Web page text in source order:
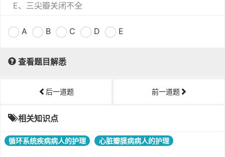
E、三尖瓣关闭不全
A B C D E
查看题目解悉
后一道题 前一道题
相关知识点
循环系统疾病病人的护理 心脏瓣膜病病人的护理